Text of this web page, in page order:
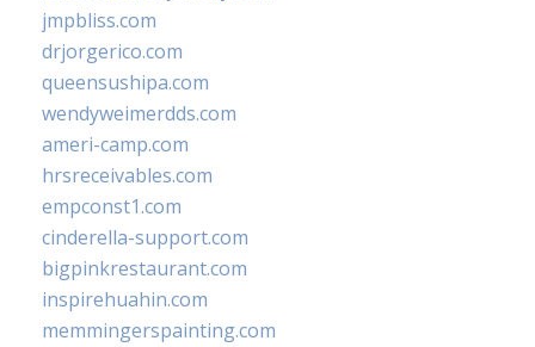
jmpbliss.com
drjorgerico.com
queensushipa.com
wendyweimerdds.com
ameri-camp.com
hrsreceivables.com
empconst1.com
cinderella-support.com
bigpinkrestaurant.com
inspirehuahin.com
memmingerspainting.com